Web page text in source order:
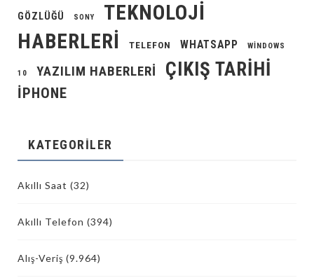
GÖZLÜĞÜ SONY
TEKNOLOJI
HABERLERI
TELEFON WHATSAPP WINDOWS
10 YAZILIM HABERLERI ÇIKIŞ TARIHI
İPHONE
KATEGORILER
Akıllı Saat (32)
Akıllı Telefon (394)
Alış-Veriş (9.964)